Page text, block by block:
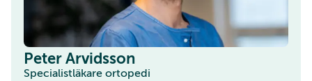
Peter Arvidsson
Specialistläkare ortopedi